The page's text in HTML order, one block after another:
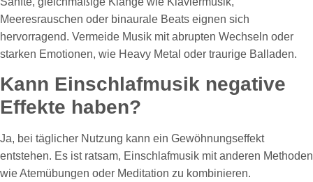
Meeresrauschen oder binaurale Beats eignen sich
hervorragend. Vermeide Musik mit abrupten Wechseln oder
starken Emotionen, wie Heavy Metal oder traurige Balladen.
Kann Einschlafmusik negative
Effekte haben?
Ja, bei täglicher Nutzung kann ein Gewöhnungseffekt
entstehen. Es ist ratsam, Einschlafmusik mit anderen Methoden
wie Atemübungen oder Meditation zu kombinieren.